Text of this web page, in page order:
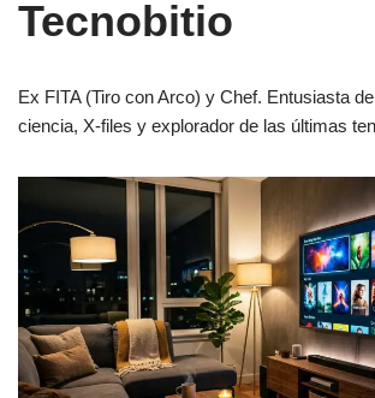
Tecnobitio
Ex FITA (Tiro con Arco) y Chef. Entusiasta
ciencia, X-files y explorador de las últimas